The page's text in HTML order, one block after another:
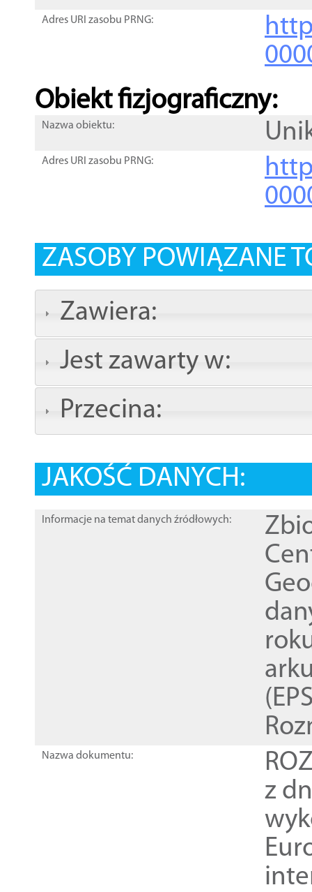
Adres URI zasobu PRNG:
Obiekt fizjograficzny:
Nazwa obiektu:
Adres URI zasobu PRNG:
ZASOBY POWIĄZANE
Zawiera:
Jest zawarty w:
Przecina:
JAKOŚĆ DANYCH:
Informacje na temat danych źródłowych:
Nazwa dokumentu:
z